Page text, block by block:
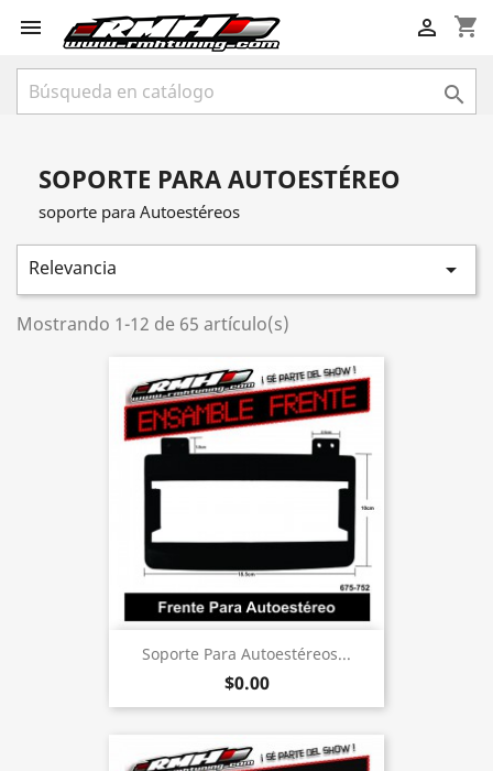
 shopping_cart


SOPORTE PARA AUTOESTÉREO
soporte para Autoestéreos
Relevancia 
Mostrando 1-12 de 65 artículo(s)
Soporte Para Autoestéreos...
$0.00